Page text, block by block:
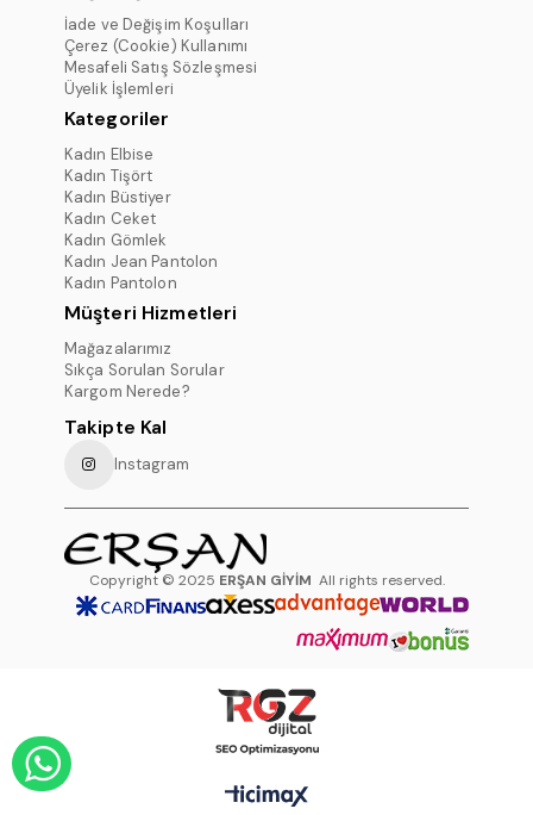
İade ve Değişim Koşulları
Çerez (Cookie) Kullanımı
Mesafeli Satış Sözleşmesi
Üyelik İşlemleri
Kategoriler
Kadın Elbise
Kadın Tişört
Kadın Büstiyer
Kadın Ceket
Kadın Gömlek
Kadın Jean Pantolon
Kadın Pantolon
Müşteri Hizmetleri
Mağazalarımız
Sıkça Sorulan Sorular
Kargom Nerede?
Takipte Kal
Instagram
Copyright © 2025 ERŞAN GİYİM All rights reserved.